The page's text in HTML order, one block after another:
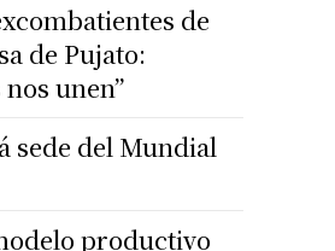
de
de Pujato:
unen”
sede del Mundial
productivo